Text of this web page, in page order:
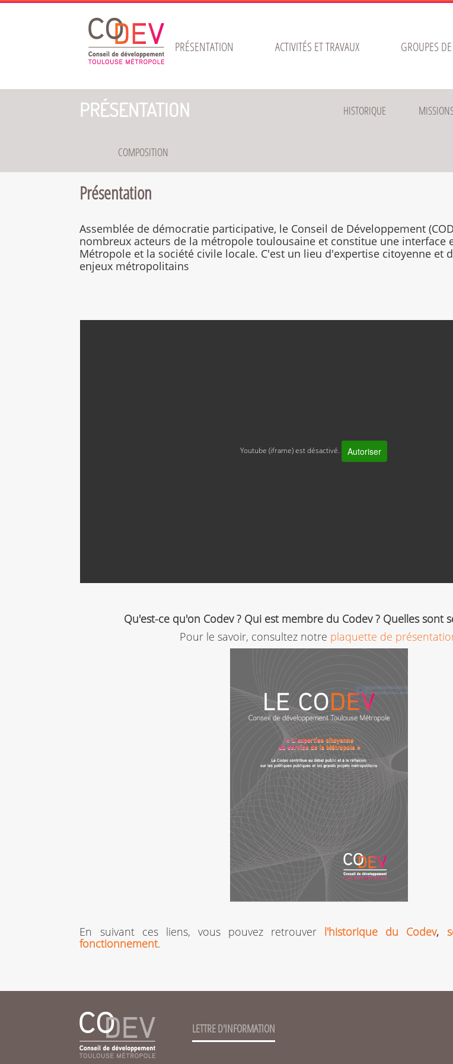
PRÉSENTATION ACTIVITÉS ET TRAVAUX GROUPES
PRÉSENTATION HISTORIQUE
COMPOSITION
Présentation
Assemblée de démocratie participative, le Conseil de Développement
nombreux acteurs de la métropole toulousaine et constitue une interface
Métropole et la société civile locale. C'est un lieu d'expertise citoyenne et
enjeux métropolitains
Youtube (iframe) est désactivé. Autoriser
Qu'est-ce qu'on Codev ? Qui est membre du Codev ? Quelles sont
Pour le savoir, consultez notre plaquette de
En suivant ces liens, vous pouvez retrouver l'historique du Codev,
fonctionnement.
LETTRE D'INFORMATION
Gestion de vos préférences sur les cookies